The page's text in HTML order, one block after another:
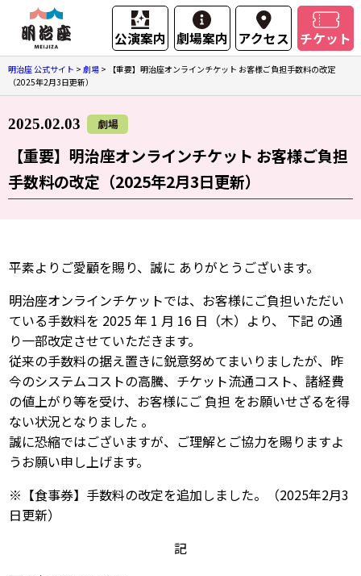
公演案内 劇場案内 アクセス チケット
明治座 公式サイト > 劇場 >
【重要】明治座オンラインチケット お客様ご負担手数料の改定
（2025年2月3日更新）
2025.02.03 劇場
【重要】明治座オンラインチケット お客様ご負担
手数料の改定（2025年2月3日更新）
平素よりご愛顧を賜り、誠に ありがとうございます。
明治座オンラインチケットでは、お客様にご負担いただい
ている手数料を 2025 年 1 月 16 日（木）より、 下記 の通
り一部改定させていただきます。
従来の手数料の据え置きに鋭意努めてまいりましたが、昨
今のシステムコストの高騰、チケット流通コスト、諸経費
の値上がり等を受け、お客様にご 負担 をお願いせざるを得
ない状況となりました 。
誠に恐縮ではございますが、ご理解とご協力を賜りますよ
うお願い申し上げます。
※【食事券】手数料の改定を追加しました。（2025年2月3
日更新）
記